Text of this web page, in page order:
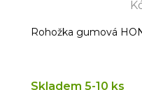
Rohožka gumová
Skladem 5-10 ks